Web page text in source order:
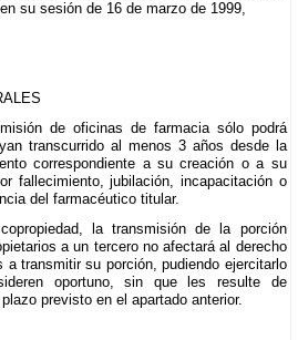
su sesión de 16 de marzo de 1999,
de oficinas de farmacia sólo podrá
transcurrido al menos 3 años desde la
correspondiente a su creación o a su
fallecimiento, jubilación, incapacitación o
del farmacéutico titular.
la transmisión de la porción
a un tercero no afectará al derecho
a transmitir su porción, pudiendo ejercitarlo
oportuno, sin que les resulte de
previsto en el apartado anterior.